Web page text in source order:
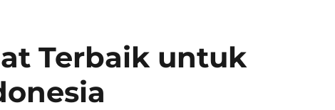
Terbaik untuk